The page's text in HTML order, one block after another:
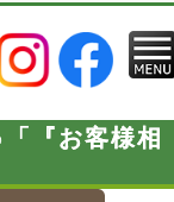
『お客様相